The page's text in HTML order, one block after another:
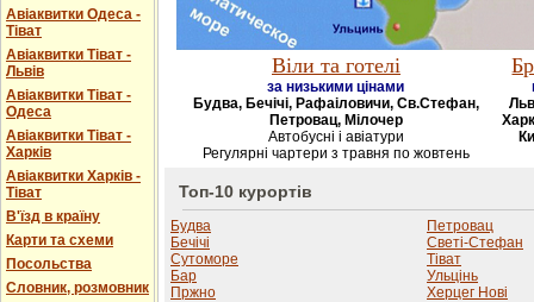
Авіаквитки Одеса -
Тіват
Авіаквитки Тіват -
Львів
Авіаквитки Тіват -
Одеса
Авіаквитки Тіват -
Харків
Авіаквитки Харків -
Тіват
В'їзд в країну
Карти та схеми
Посольства
Словник, розмовник
Віли та готелі
за низькими цінами
Будва, Бечічі, Рафаіловичи, Св.Стефан,
Петровац, Мілочер
Автобусні і авіатури
Регулярні чартери з травня по жовтень
Топ-10 курортів
Будва
Бечічі
Сутоморе
Бар
Пржно
Петровац
Светі-Стефан
Тіват
Ульцінь
Херцег Нові